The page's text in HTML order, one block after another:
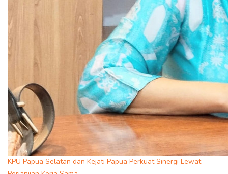
KPU Papua Selatan dan Kejati Papua Perkuat Sinergi Lewat